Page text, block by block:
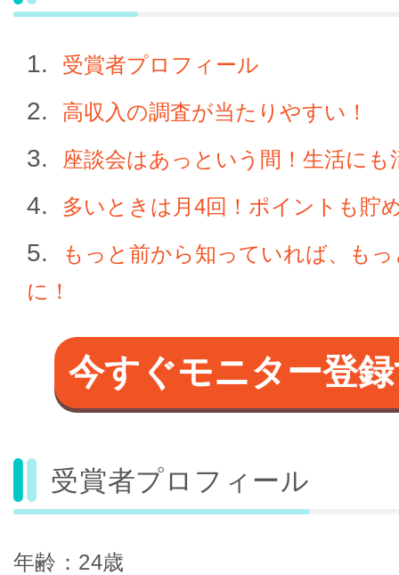
受賞者プロフィール
高収入の調査が当たりやすい！
座談会はあっという間！生活にも
多いときは月4回！ポイントも貯
もっと前から知っていれば、も
に！
今すぐモニター登
受賞者プロフィール
年齢：24歳